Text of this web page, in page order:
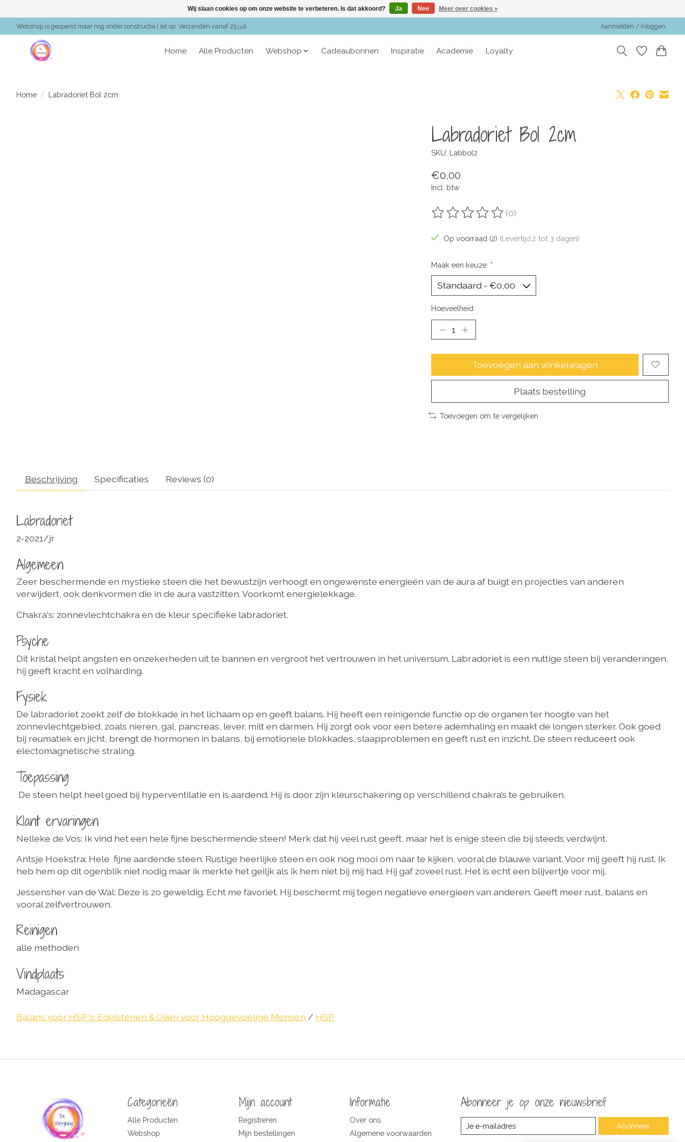
Webshop is geopend maar nog onder constructie | let op: Verzenden vanaf 29 juli Aanmelden / Inloggen
Home Alle Producten Webshop Cadeaubonnen Inspiratie Academie Loyalty
Home / Labradoriet Bol 2cm
Labradoriet Bol 2cm
SKU: Labbol2
€0,00
Incl. btw
De beoordeling van dit product is
(0)
Op voorraad (2) (Levertijd:2 tot 3 dagen)
Maak een keuze: *
Hoeveelheid:
Toevoegen aan winkelwagen
Plaats bestelling
Toevoegen om te vergelijken
Beschrijving Specificaties Reviews (0)
Labradoriet
2-2021/jr
Algemeen
Zeer beschermende en mystieke steen die het bewustzijn verhoogt en ongewenste energieën van de aura af buigt en projecties van anderen
verwijdert, ook denkvormen die in de aura vastzitten. Voorkomt energielekkage.
Chakra's: zonnevlechtchakra en de kleur specifieke labradoriet.
Psyche
Dit kristal helpt angsten en onzekerheden uit te bannen en vergroot het vertrouwen in het universum. Labradoriet is een nuttige steen bij veranderingen,
hij geeft kracht en volharding.
Fysiek
De labradoriet zoekt zelf de blokkade in het lichaam op en geeft balans. Hij heeft een reinigende functie op de organen ter hoogte van het
zonnevlechtgebied, zoals nieren, gal, pancreas, lever, milt en darmen. Hij zorgt ook voor een betere ademhaling en maakt de longen sterker. Ook goed
bij reumatiek en jicht, brengt de hormonen in balans, bij emotionele blokkades, slaapproblemen en geeft rust en inzicht. De steen reduceert ook
electomagnetische straling.
Toepassing
De steen helpt heel goed bij hyperventilatie en is aardend. Hij is door zijn kleurschakering op verschillend chakra’s te gebruiken.
Klant ervaringen
Nelleke de Vos: Ik vind het een hele fijne beschermende steen! Merk dat hij veel rust geeft, maar het is enige steen die bij steeds verdwijnt.
Antsje Hoekstra: Hele fijne aardende steen. Rustige heerlijke steen en ook nog mooi om naar te kijken, vooral de blauwe variant. Voor mij geeft hij rust. Ik
heb hem op dit ogenblik niet nodig maar ik merkte het geiljk als ik hem niet bij mij had. Hij gaf zoveel rust. Het is echt een blijvertje voor mij.
Jessensher van de Wal: Deze is zo geweldig. Echt me favoriet. Hij beschermt mij tegen negatieve energieen van anderen. Geeft meer rust, balans en
vooral zelfvertrouwen.
Reinigen
alle methoden
Vindplaats
Madagascar
Balans voor HSP's: Edelstenen & Oliën voor Hooggevoelige Mensen / HSP
Categorieën
Alle Producten
Webshop
Mijn account
Registreren
Mijn bestellingen
Informatie
Over ons
Algemene voorwaarden
Abonneer je op onze nieuwsbrief
Abonneer
Wij slaan cookies op om onze website te verbeteren. Is dat akkoord? Ja Nee Meer over cookies »